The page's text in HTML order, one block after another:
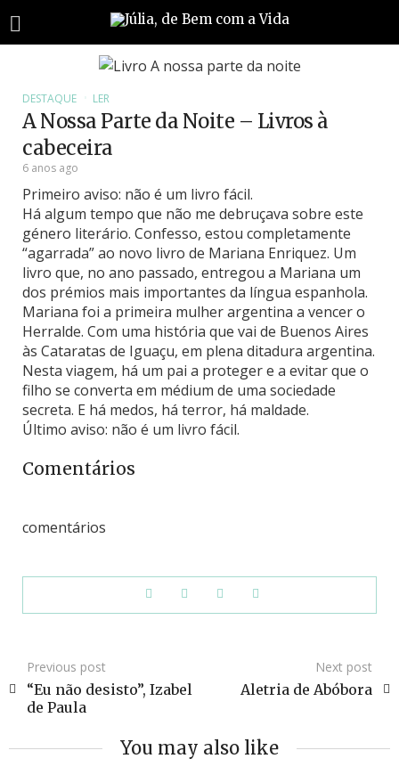
DESTAQUE LER
A Nossa Parte da Noite – Livros à
cabeceira
6 anos ago
Primeiro aviso: não é um livro fácil.
Há algum tempo que não me debruçava sobre este
género literário. Confesso, estou completamente
“agarrada” ao novo livro de Mariana Enriquez. Um
livro que, no ano passado, entregou a Mariana um
dos prémios mais importantes da língua espanhola.
Mariana foi a primeira mulher argentina a vencer o
Herralde. Com uma história que vai de Buenos Aires
às Cataratas de Iguaçu, em plena ditadura argentina.
Nesta viagem, há um pai a proteger e a evitar que o
filho se converta em médium de uma sociedade
secreta. E há medos, há terror, há maldade.
Último aviso: não é um livro fácil.
Comentários
comentários
Previous post
“Eu não desisto”, Izabel
de Paula
Next post
Aletria de Abóbora
You may also like